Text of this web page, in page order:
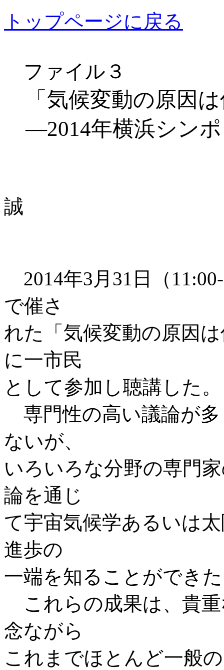
トップページに戻る
ファイル３
「気候変動の原因は
―2014年横浜シンポ
誠
2014年3月31日（
で催さ
れた「気候変動の原因
に一市民
として参加し聴講した。
専門性の高い議論が
ないが、
いろいろな分野の専門
論を通じ
て宇宙気候学あるいは
進歩の
一端を知ることができ
これらの成果は、貴
念ながら
これまでほとんど一般